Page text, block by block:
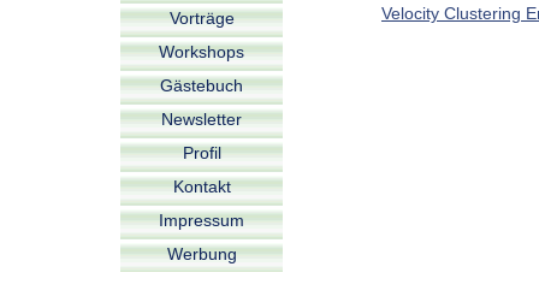
Vorträge
Workshops
Gästebuch
Newsletter
Profil
Kontakt
Impressum
Werbung
Velocity Clustering